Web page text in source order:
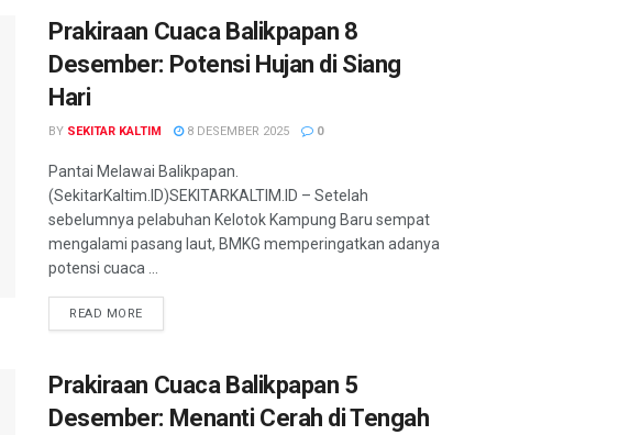
Prakiraan Cuaca Balikpapan 8
Desember: Potensi Hujan di Siang
Hari
BY SEKITAR KALTIM 8 DESEMBER 2025 0
Pantai Melawai Balikpapan.
(SekitarKaltim.ID)SEKITARKALTIM.ID – Setelah
sebelumnya pelabuhan Kelotok Kampung Baru sempat
mengalami pasang laut, BMKG memperingatkan adanya
potensi cuaca ...
READ MORE
Prakiraan Cuaca Balikpapan 5
Desember: Menanti Cerah di Tengah